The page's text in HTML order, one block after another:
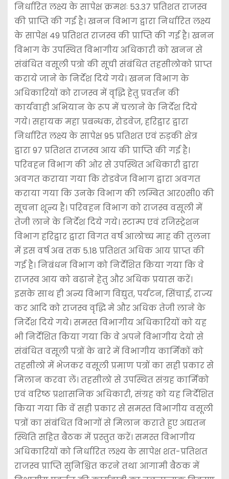
निर्धारित लक्ष्य के सापेक्ष क्रमशः 53.37 प्रतिशत राजस्व
की प्राप्ति की गई है। खनन विभाग द्वारा निर्धारित लक्ष्य
के सापेक्ष 49 प्रतिशत राजस्व की प्राप्ति की गई है। खनन
विभाग के उपस्थित विभागीय अधिकारी को खनन से
संबंधित वसूली पत्रो की सूची संबंधित तहसीलोको प्राप्त
कराये जाने के निर्देश दिये गये। खनन विभाग के
अधिकारियों को राजस्व में वृद्धि हेतु प्रवर्तन की
कार्यवाही अभियान के रूप में चलाने के निर्देश दिये
गये। सहायक महा प्रबन्धक, रोडवेज, हरिद्वार द्वारा
निर्धारित लक्ष्य के सापेक्ष 95 प्रतिशत एवं रुड़की क्षेत्र
द्वारा 97 प्रतिशत राजस्व आय की प्राप्ति की गई है।
परिवहन विभाग की ओर से उपस्थित अधिकारी द्वारा
अवगत कराया गया कि रोडवेज विभाग द्वारा अवगत
कराया गया कि उनके विभाग की लम्बित आर०सी० की
सूचना शून्य है। परिवहन विभाग को राजस्व वसूली में
तेजी लाने के निर्देश दिये गये। स्टाम्प एवं रजिस्ट्रेशन
विभाग हरिद्वार द्वारा विगत वर्ष आलोच्च माह की तुलना
में इस वर्ष अब तक 5.18 प्रतिशत अधिक आय प्राप्त की
गई है। निबंधन विभाग को निर्देशित किया गया कि वे
राजस्व आय को बढाने हेतु और अधिक प्रयास करें।
इसके साथ ही अन्य विभाग विद्युत, पर्यटन, सिंचाई, राज्य
कर आदि को राजस्व वृद्धि मे और अधिक तेजी लाने के
निर्देश दिये गये। समस्त विभागीय अधिकारियों को यह
भी निर्देशित किया गया कि वे अपने विभागीय देयो से
संबंधित वसूली पत्रों के बारे में विभागीय कार्मिकों को
तहसीलो में भेजकर वसूली प्रमाण पत्रों का सही प्रकार से
मिलान करवा लें। तहसीलो से उपस्थित संग्रह कार्मिको
एवं वरिष्ठ प्रशासनिक अधिकारी, संग्रह को यह निर्देशित
किया गया कि वें सही प्रकार से समस्त विभागीय वसूली
पत्रों का संबंधित विभागों से मिलान कराते हुए अद्य‌तन
स्थिति सहित बैठक में प्रस्तुत करें। समस्त विभागीय
अधिकारियों को निर्धारित लक्ष्य के सापेक्ष शत-प्रतिशत
राजस्व प्राप्ति सुनिश्चित करने तथा आगामी बैठक में